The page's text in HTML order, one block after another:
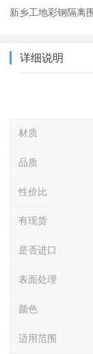
新乡工地彩钢隔离
详细说明
材质
品质
性价比
有现货
是否进口
表面处理
颜色
适用范围